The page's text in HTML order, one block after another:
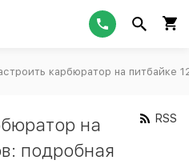
карбюратор на питбайке
на
подробная
RSS